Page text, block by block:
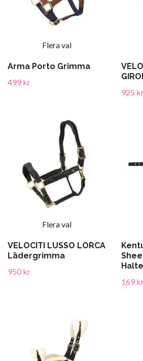
Flera val
Arma Porto Grimma
499 kr
925
Flera val
VELOCITI LUSSO LORCA
Lädergrimma
950 kr
169